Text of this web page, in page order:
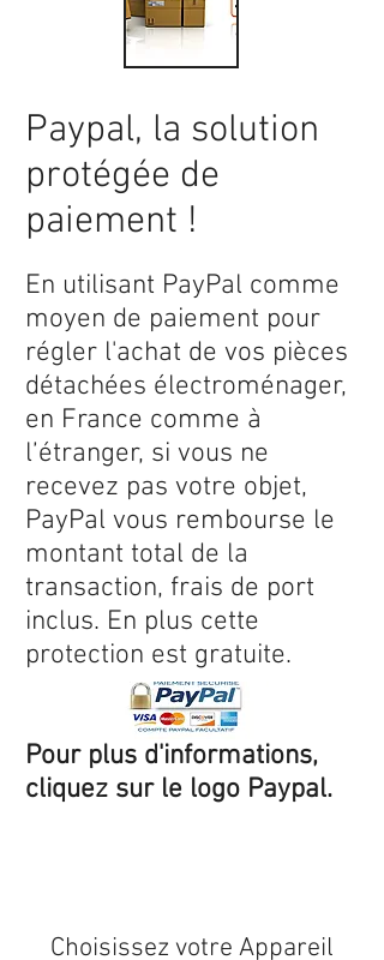
Paypal, la solution
protégée de
paiement !
En utilisant PayPal comme
moyen de paiement pour
régler l'achat de vos pièces
détachées électroménager,
en France comme à
l’étranger, si vous ne
recevez pas votre objet,
PayPal vous rembourse le
montant total de la
transaction, frais de port
inclus. En plus cette
protection est gratuite.
Pour plus d'informations,
cliquez sur le logo Paypal.
Choisissez votre Appareil